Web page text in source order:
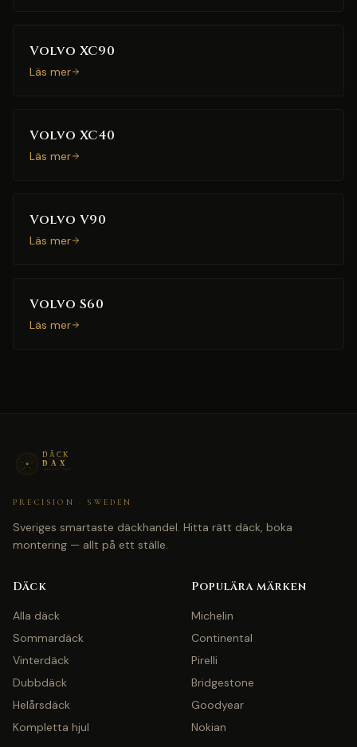
Volvo XC90
Läs mer
Volvo XC40
Läs mer
Volvo V90
Läs mer
Volvo S60
Läs mer
PRECISION · SWEDEN
Sveriges smartaste däckhandel. Hitta rätt däck, boka
montering — allt på ett ställe.
Däck
Alla däck
Sommardäck
Vinterdäck
Dubbdäck
Helårsdäck
Kompletta hjul
Populära märken
Michelin
Continental
Pirelli
Bridgestone
Goodyear
Nokian